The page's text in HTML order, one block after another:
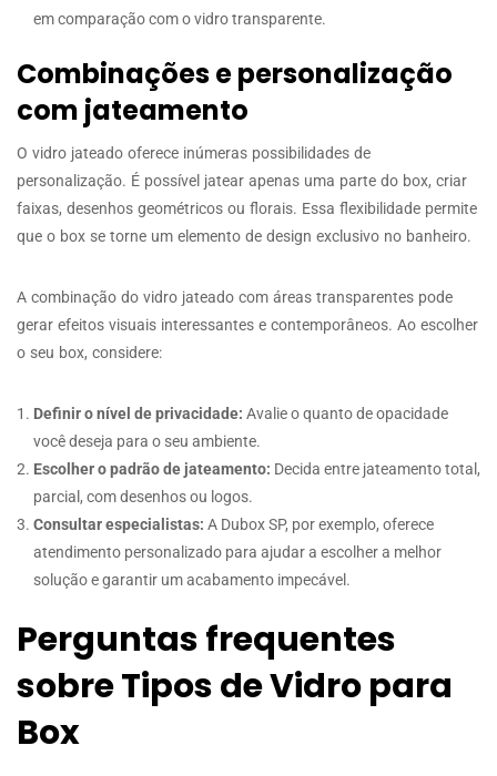
em comparação com o vidro transparente.
Combinações e personalização
com jateamento
O vidro jateado oferece inúmeras possibilidades de
personalização. É possível jatear apenas uma parte do box, criar
faixas, desenhos geométricos ou florais. Essa flexibilidade permite
que o box se torne um elemento de design exclusivo no banheiro.
A combinação do vidro jateado com áreas transparentes pode
gerar efeitos visuais interessantes e contemporâneos. Ao escolher
o seu box, considere:
Definir o nível de privacidade: Avalie o quanto de opacidade
você deseja para o seu ambiente.
Escolher o padrão de jateamento: Decida entre jateamento total,
parcial, com desenhos ou logos.
Consultar especialistas: A Dubox SP, por exemplo, oferece
atendimento personalizado para ajudar a escolher a melhor
solução e garantir um acabamento impecável.
Perguntas frequentes
sobre Tipos de Vidro para
Box